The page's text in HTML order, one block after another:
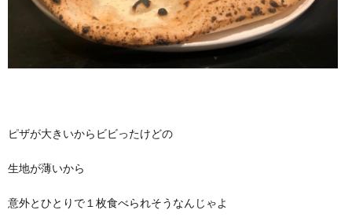
ピザが大きいからビビったけどの
生地が薄いから
意外とひとりで１枚食べられそうなんじゃよ